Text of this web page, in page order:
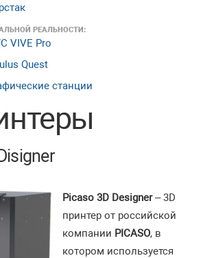
РЕАЛЬНОСТИ:
VIVE Pro
Quest
станции
Picaso 3D Designer– 3D
принтер от российской
компании PICASO, в
котором используется